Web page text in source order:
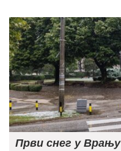
Први снег у Врању